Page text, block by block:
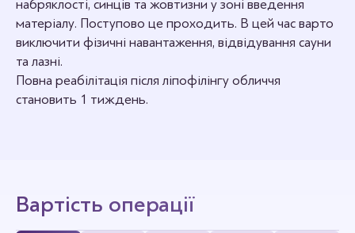
блефаропластикою (пластикою повік), фейсліфтом
(СМАС- підтяжкою).
набряклості, синців та жовтизни у зоні введення
матеріалу. Поступово це проходить. В цей час варто
виключити фізичні навантаження, відвідування сауни
та лазні.
Повна реабілітація після ліпофілінгу обличчя
становить 1 тиждень.
Вартість операції